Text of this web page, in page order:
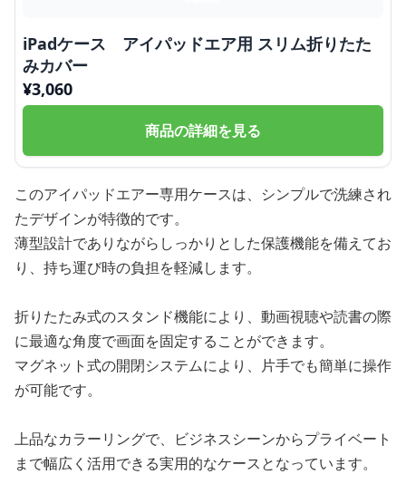
iPadケース アイパッドエア用 スリム折りたた
みカバー
¥3,060
商品の詳細を見る
このアイパッドエアー専用ケースは、シンプルで洗練され
たデザインが特徴的です。
薄型設計でありながらしっかりとした保護機能を備えてお
り、持ち運び時の負担を軽減します。
折りたたみ式のスタンド機能により、動画視聴や読書の際
に最適な角度で画面を固定することができます。
マグネット式の開閉システムにより、片手でも簡単に操作
が可能です。
上品なカラーリングで、ビジネスシーンからプライベート
まで幅広く活用できる実用的なケースとなっています。